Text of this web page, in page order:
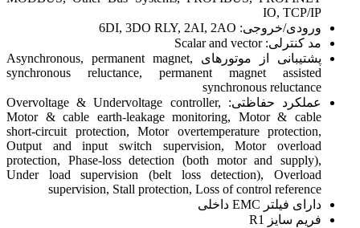
IO, TCP/IP
ورودی/خروجی: 6DI, 3DO RLY, 2AI, 2AO
مد کنترلی: Scalar and vector
پشتیبانی از موتورهای Asynchronous, permanent magnet,
synchronous reluctance, permanent magnet assisted
synchronous reluctance
عملکرد حفاظتی: Overvoltage & Undervoltage controller,
Motor & cable earth-leakage monitoring, Motor & cable
short-circuit protection, Motor overtemperature protection,
Output and input switch supervision, Motor overload
protection, Phase-loss detection (both motor and supply),
Under load supervision (belt loss detection), Overload
supervision, Stall protection, Loss of control reference
دارای فیلتر EMC داخلی
فریم سایز R1